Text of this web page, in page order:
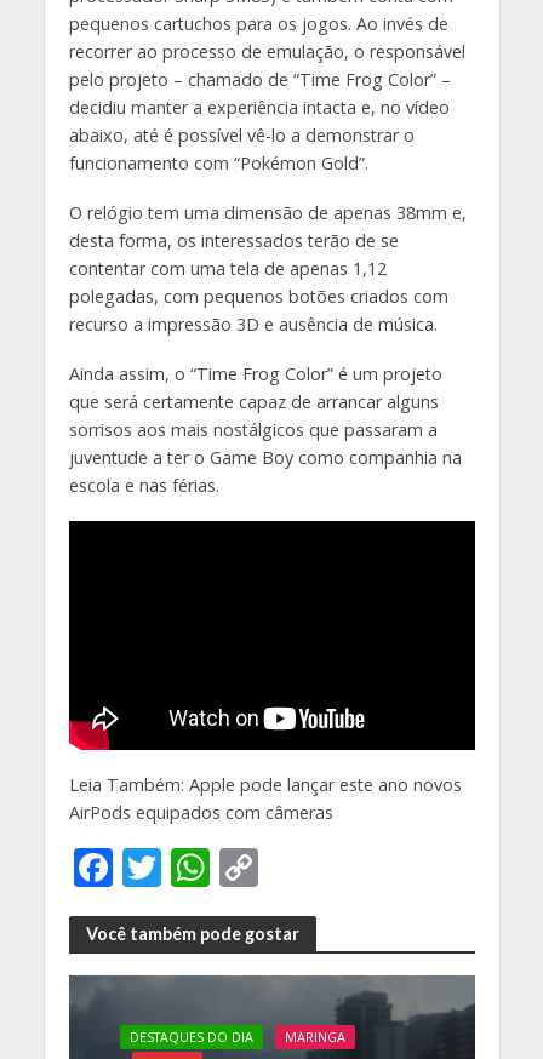
pequenos cartuchos para os jogos. Ao invés de
recorrer ao processo de emulação, o responsável
pelo projeto – chamado de “Time Frog Color” –
decidiu manter a experiência intacta e, no vídeo
abaixo, até é possível vê-lo a demonstrar o
funcionamento com “Pokémon Gold”.
O relógio tem uma dimensão de apenas 38mm e,
desta forma, os interessados terão de se
contentar com uma tela de apenas 1,12
polegadas, com pequenos botões criados com
recurso a impressão 3D e ausência de música.
Ainda assim, o “Time Frog Color” é um projeto
que será certamente capaz de arrancar alguns
sorrisos aos mais nostálgicos que passaram a
juventude a ter o Game Boy como companhia na
escola e nas férias.
Leia Também: Apple pode lançar este ano novos
AirPods equipados com câmeras
F
ac
e
b
o
T
w
itt
er
W
h
at
s
A
C
o
p
y
Li
Você também pode gostar
DESTAQUES DO DIA
MARINGA